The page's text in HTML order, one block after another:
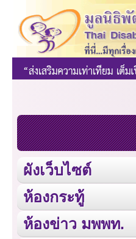
ผังเว็บไซต์
ห้องกระทู้
ห้องข่าว มพพท.